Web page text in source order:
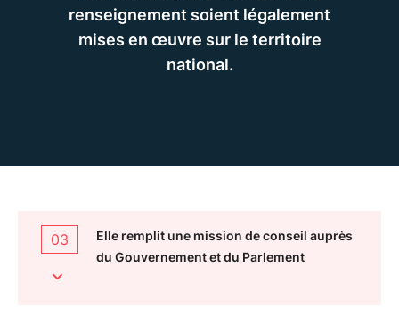
renseignement soient légalement
mises en œuvre sur le territoire
national.
01
La CNCTR s’assure que les services de
renseignement respectent la loi
03
Elle remplit une mission de conseil auprès
du Gouvernement et du Parlement